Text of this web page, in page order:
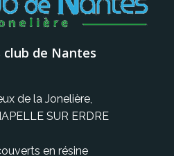
club de Nantes
de la Jonelière,
SUR ERDRE
en résine